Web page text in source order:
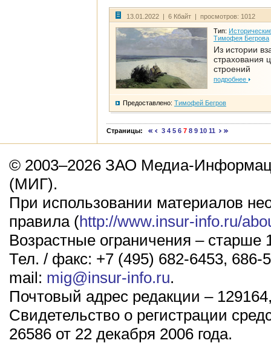
13.01.2022 | 6 Кбайт | просмотров: 1012
Тип:
Тимофея Бегрова
Из истории
страхования
строений
подробнее
Предоставлено: Тимофей Бегров
Страницы: 3 4 5 6 7 8 9 10 11
© 2003–2026 ЗАО Медиа-
(МИГ).
При использовании материалов
правила (http://www.insur-info.ru/
Возрастные ограничения – старше
Тел. / факс: +7 (495) 682-6453, 686-
mail: mig@insur-info.ru.
Почтовый адрес редакции –
Свидетельство о регистрации
26586 от 22 декабря 2006 года.